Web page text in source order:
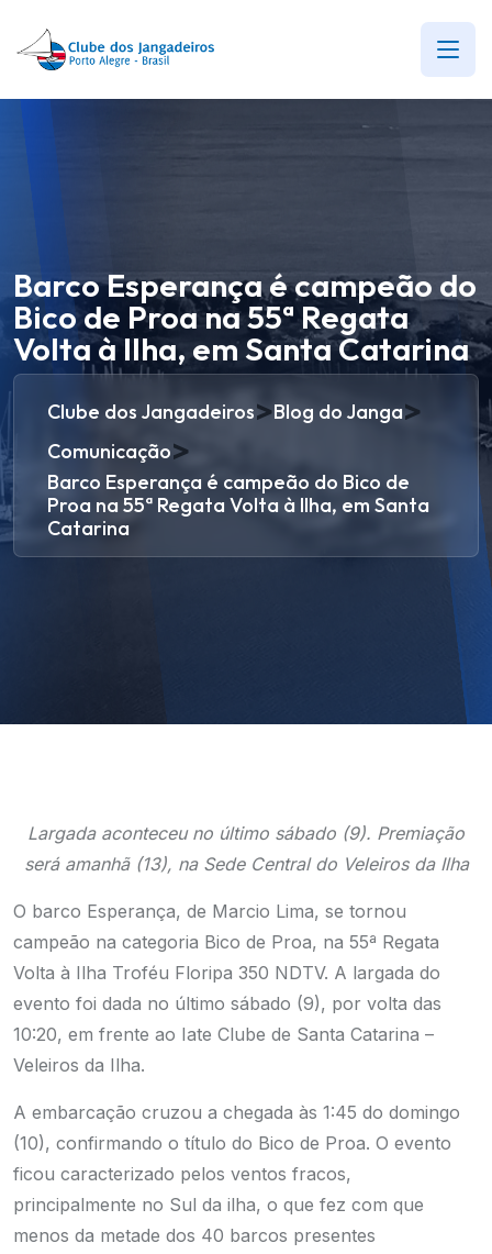
Barco Esperança é campeão do
Bico de Proa na 55ª Regata
Volta à Ilha, em Santa Catarina
Clube dos Jangadeiros>Blog do Janga>
Comunicação>
Barco Esperança é campeão do Bico de
Proa na 55ª Regata Volta à Ilha, em Santa
Catarina
Largada aconteceu no último sábado (9). Premiação
será amanhã (13), na Sede Central do Veleiros da Ilha
O barco Esperança, de Marcio Lima, se tornou
campeão na categoria Bico de Proa, na 55ª Regata
Volta à Ilha Troféu Floripa 350 NDTV. A largada do
evento foi dada no último sábado (9), por volta das
10:20, em frente ao Iate Clube de Santa Catarina –
Veleiros da Ilha.
A embarcação cruzou a chegada às 1:45 do domingo
(10), confirmando o título do Bico de Proa. O evento
ficou caracterizado pelos ventos fracos,
principalmente no Sul da ilha, o que fez com que
menos da metade dos 40 barcos presentes